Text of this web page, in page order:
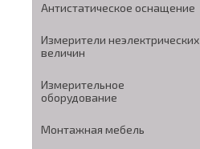
Антистатическое оснащение
Измерители неэлектрических
величин
Измерительное
оборудование
Монтажная мебель